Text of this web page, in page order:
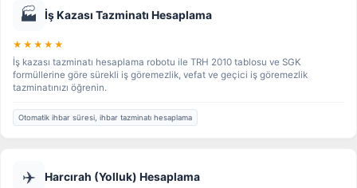
🏭 İş Kazası Tazminatı Hesaplama
★★★★★
İş kazası tazminatı hesaplama robotu ile TRH 2010 tablosu ve SGK
formüllerine göre sürekli iş göremezlik, vefat ve geçici iş göremezlik
tazminatınızı öğrenin.
Otomatik ihbar süresi, ihbar tazminatı hesaplama
✈️ Harcırah (Yolluk) Hesaplama